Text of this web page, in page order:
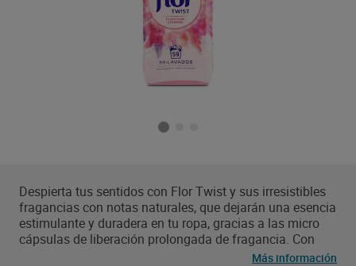
Despierta tus sentidos con Flor Twist y sus irresistibles
fragancias con notas naturales, que dejarán una esencia
estimulante y duradera en tu ropa, gracias a las micro
cápsulas de liberación prolongada de fragancia. Con
Flor Twist Frutos Rojos podrás disfrutar de unaMás información